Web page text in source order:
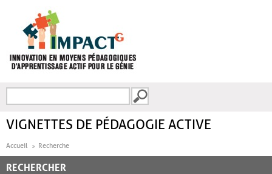
FORMULAIRE DE
VIGNETTES DE PÉDAGOGIE ACTIVE
Accueil Recherche
RECHERCHER